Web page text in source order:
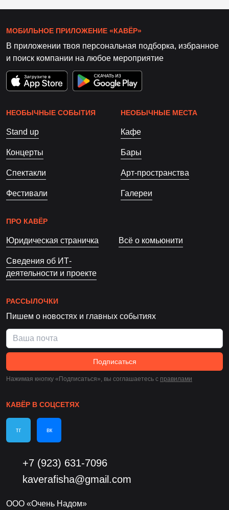
МОБИЛЬНОЕ ПРИЛОЖЕНИЕ «КАВЁР»
В приложении твоя персональная подборка, избранное
и поиск компании на любое мероприятие
НЕОБЫЧНЫЕ СОБЫТИЯ
Stand up
Концерты
Спектакли
Фестивали
НЕОБЫЧНЫЕ МЕСТА
Кафе
Бары
Арт-пространства
Галереи
ПРО КАВЁР
Юридическая страничка Всё о комьюнити
Сведения об ИТ-
деятельности и проекте
РАССЫЛОЧКИ
Пишем о новостях и главных событиях
Подписаться
Нажимая кнопку «Подписаться», вы соглашаетесь c правилами
КАВЁР В СОЦСЕТЯХ
тг вк
+7 (923) 631-7096
kaverafisha@gmail.com
ООО «Очень Надом»